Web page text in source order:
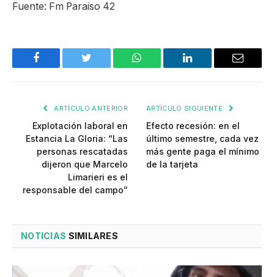
Fuente: Fm Paraiso 42
Facebook Twitter WhatsApp LinkedIn Email
ARTÍCULO ANTERIOR
Explotación laboral en
Estancia La Gloria: “Las
personas rescatadas
dijeron que Marcelo
Limarieri es el
responsable del campo”
ARTÍCULO SIGUIENTE
Efecto recesión: en el
último semestre, cada vez
más gente paga el mínimo
de la tarjeta
NOTICIAS SIMILARES